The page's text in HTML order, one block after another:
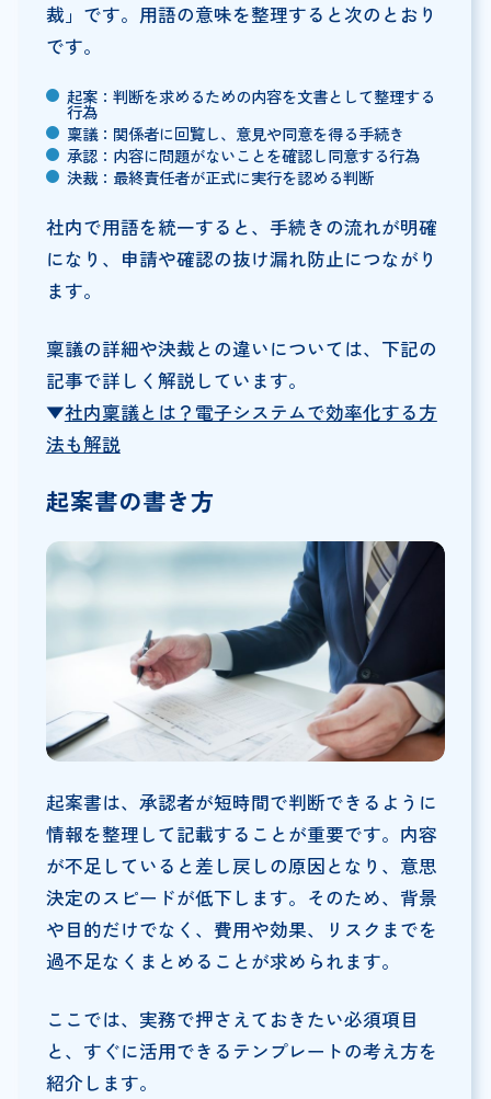
裁」です。用語の意味を整理すると次のとおり
です。
起案：判断を求めるための内容を文書として整理する
行為
稟議：関係者に回覧し、意見や同意を得る手続き
承認：内容に問題がないことを確認し同意する行為
決裁：最終責任者が正式に実行を認める判断
社内で用語を統一すると、手続きの流れが明確
になり、申請や確認の抜け漏れ防止につながり
ます。
稟議の詳細や決裁との違いについては、下記の
記事で詳しく解説しています。
▼社内稟議とは？電子システムで効率化する方
法も解説
起案書の書き方
起案書は、承認者が短時間で判断できるように
情報を整理して記載することが重要です。内容
が不足していると差し戻しの原因となり、意思
決定のスピードが低下します。そのため、背景
や目的だけでなく、費用や効果、リスクまでを
過不足なくまとめることが求められます。
ここでは、実務で押さえておきたい必須項目
と、すぐに活用できるテンプレートの考え方を
紹介します。